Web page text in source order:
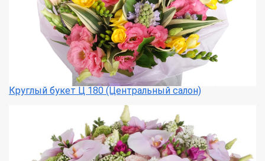
Круглый букет Ц 180 (Центральный салон)